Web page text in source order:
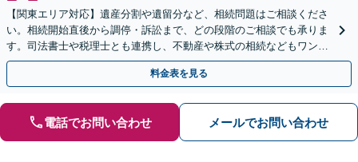
【関東エリア対応】遺産分割や遺留分など、相続問題はご相談くださ
い。相続開始直後から調停・訴訟まで、どの段階のご相談でも承りま
す。司法書士や税理士とも連携し、不動産や株式の相続などもワンス
トップで対応可能。遺言書作成や事業承継のご相談にも対応
料金表を見る
電話でお問い合わせ メールでお問い合わせ